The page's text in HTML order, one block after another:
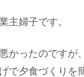
主婦子です。
かったのですが、
で夕食づくりを